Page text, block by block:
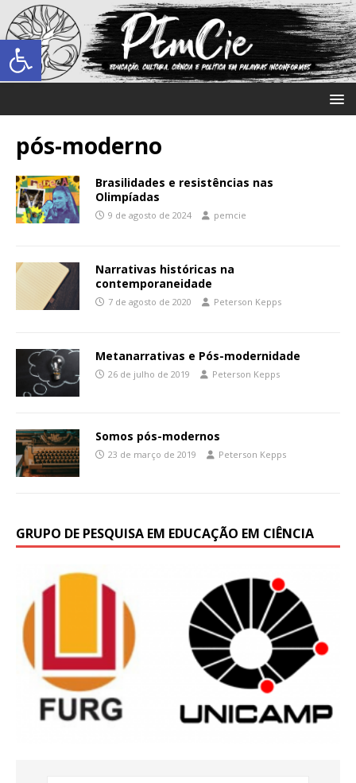
Abrir a barra de ferramentas
pós-moderno
Brasilidades e resistências nas
Olimpíadas
9 de agosto de 2024 pemcie
Narrativas históricas na
contemporaneidade
7 de agosto de 2020 Peterson Kepps
Metanarrativas e Pós-modernidade
26 de julho de 2019 Peterson Kepps
Somos pós-modernos
23 de março de 2019 Peterson Kepps
GRUPO DE PESQUISA EM EDUCAÇÃO EM CIÊNCIA